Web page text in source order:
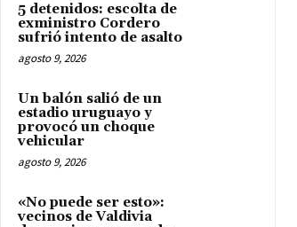
5 detenidos: escolta de
exministro Cordero
sufrió intento de asalto
agosto 9, 2026
Un balón salió de un
estadio uruguayo y
provocó un choque
vehicular
agosto 9, 2026
«No puede ser esto»:
vecinos de Valdivia